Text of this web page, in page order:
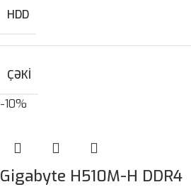
HDD
ÇƏKI
-10%
Gigabyte H510M-H DDR4